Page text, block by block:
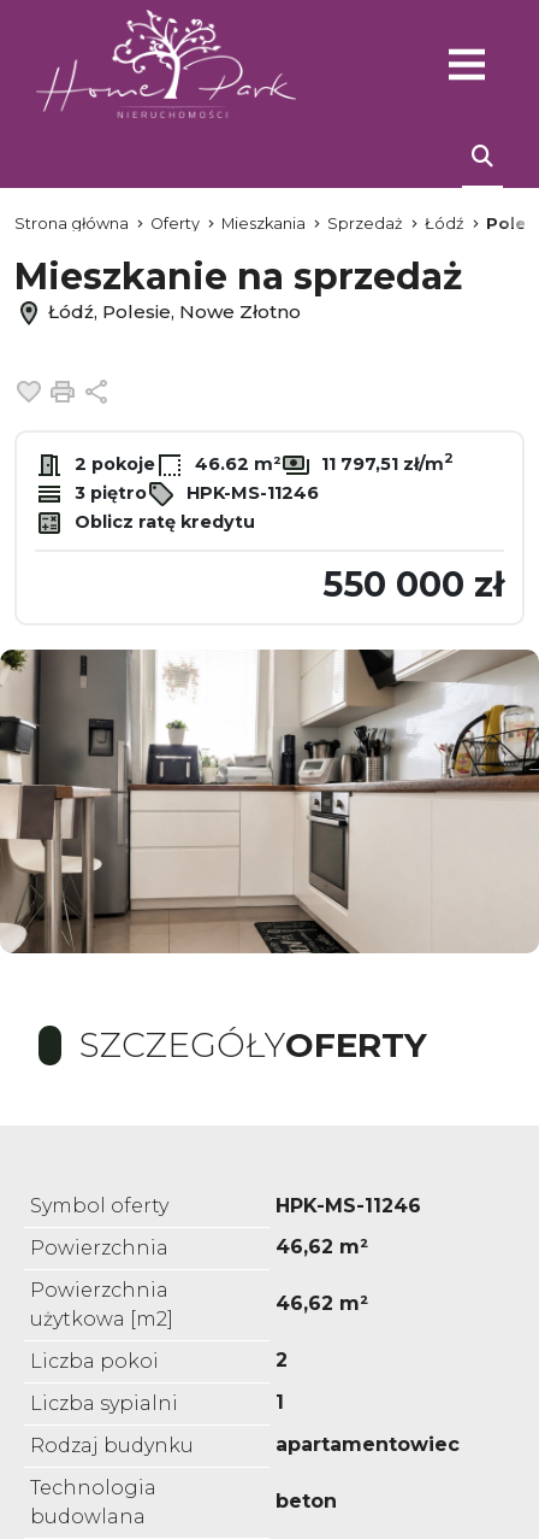
Strona główna Oferty Mieszkania Sprzedaż Łódź
Mieszkanie na sprzedaż
Łódź, Polesie, Nowe Złotno
Dodaj do ulubionych
Drukuj
2 pokoje 46.62 m² 11 797,51 zł/m2
3 piętro
HPK-MS-11246
Oblicz ratę kredytu
550 000 zł
SZCZEGÓŁYOFERTY
Symbol oferty
HPK-MS-11246
Powierzchnia
46,62 m²
Powierzchnia
użytkowa [m2]
46,62 m²
Liczba pokoi
2
Liczba sypialni
1
Rodzaj budynku
apartamentowiec
Technologia
budowlana
beton